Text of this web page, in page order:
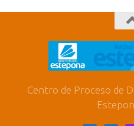
Centro de Proceso de